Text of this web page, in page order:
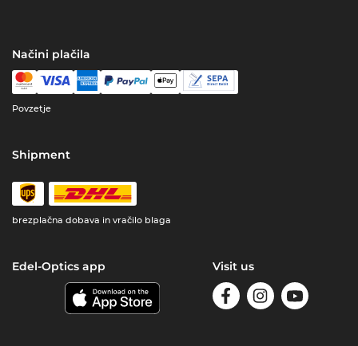
Načini plačila
Povzetje
Shipment
brezplačna dobava in vračilo blaga
Edel-Optics app Visit us